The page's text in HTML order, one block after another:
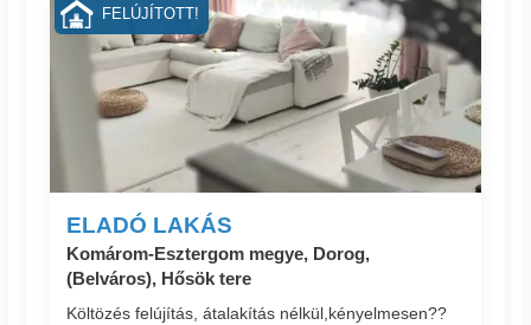
ELADÓ LAKÁS
Komárom-Esztergom megye, Dorog,
(Belváros), Hősök tere
Költözés felújítás, átalakítás nélkül,kényelmesen??
FELÚJÍTOTT!